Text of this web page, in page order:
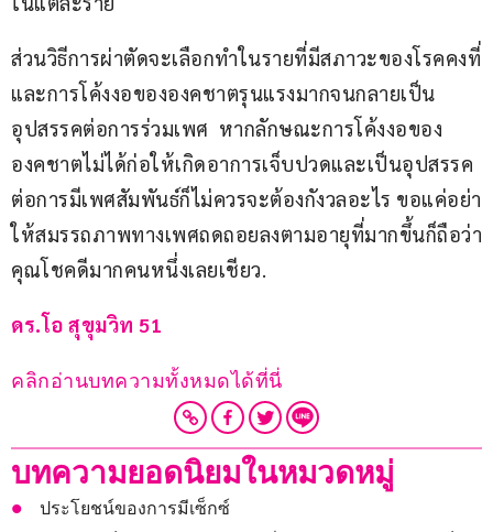
ส่วนวิธีการผ่าตัดจะเลือกทำในรายที่มีสภาวะของโรคคงที่
และการโค้งงอขององคชาตรุนแรงมากจนกลายเป็น
อุปสรรคต่อการร่วมเพศ  หากลักษณะการโค้งงอของ
องคชาตไม่ได้ก่อให้เกิดอาการเจ็บปวดและเป็นอุปสรรค
ต่อการมีเพศสัมพันธ์ก็ไม่ควรจะต้องกังวลอะไร ขอแค่อย่า
ให้สมรรถภาพทางเพศถดถอยลงตามอายุที่มากขึ้นก็ถือว่า
คุณโชคดีมากคนหนึ่งเลยเชียว.
ดร.โอ สุขุมวิท 51
คลิกอ่านบทความทั้งหมดได้ที่นี่
บทความยอดนิยมในหมวดหมู่
ประโยชน์ของการมีเซ็กซ์